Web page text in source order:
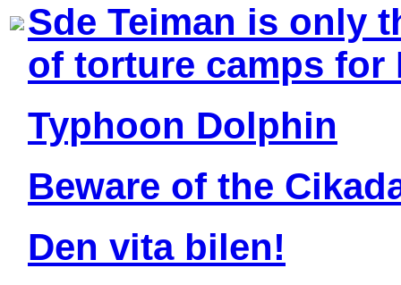
Sde Teiman is only
of torture camps for
Typhoon Dolphin
Beware of the
Den vita bilen!